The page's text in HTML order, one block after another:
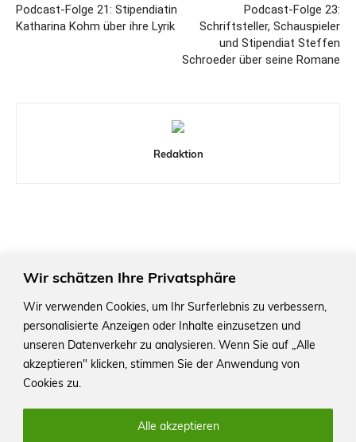
Wir schätzen Ihre Privatsphäre
Wir verwenden Cookies, um Ihr Surferlebnis zu verbessern,
personalisierte Anzeigen oder Inhalte einzusetzen und
unseren Datenverkehr zu analysieren. Wenn Sie auf „Alle
akzeptieren" klicken, stimmen Sie der Anwendung von
Cookies zu.
Alle akzeptieren
Podcast-Folge 21: Stipendiatin
Katharina Kohm über ihre Lyrik
Podcast-Folge 23:
Schriftsteller, Schauspieler
und Stipendiat Steffen
Schroeder über seine Romane
Redaktion
Das Schriftstellerhaus ist ein beliebter Treffpunkt für
Autorinnen und Autoren aus Stuttgart und der Region sowie
ein Veranstaltungsort für Lesungen, Tagungen und
Schreibwerkstätten.